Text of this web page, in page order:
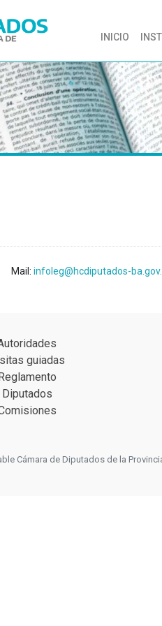
INICIO
Mail: infoleg@hcdiputados-
guiadas
Diputados
Cámara de Diputados de la